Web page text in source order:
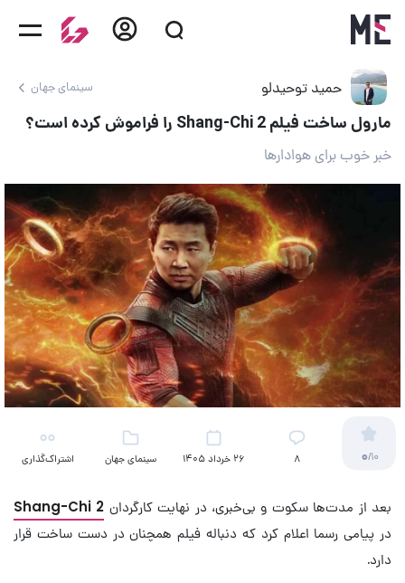
حمید توحیدلو سینمای جهان
مارول ساخت فیلم Shang-Chi 2 را فراموش کرده است؟
خبر خوب برای هوادارها
0/10
8 26 خرداد 1405 سینمای جهان اشتراک‌گذاری
بعد از مدت‌ها سکوت و بی‌خبری، در نهایت کارگردان Shang-Chi 2
در پیامی رسما اعلام کرد که دنباله فیلم همچنان در دست ساخت قرار
دارد.